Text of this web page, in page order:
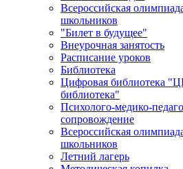
Всероссийская
школьников
"Билет в будущее"
Внеурочная занятость
Расписание уроков
Библиотека
Цифровая библиотека
библиотека"
Психолого-медико-
сопровождение
Всероссийская
школьников
Летний лагерь